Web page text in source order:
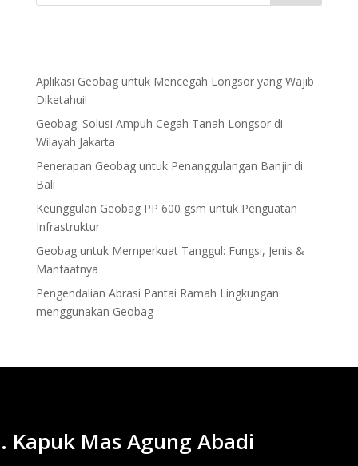
Aplikasi Geobag untuk Mencegah Longsor yang Wajib
Diketahui!
Geobag: Solusi Ampuh Cegah Tanah Longsor di
Wilayah Jakarta
Penerapan Geobag untuk Penanggulangan Banjir di
Bali
Keunggulan Geobag PP 600 gsm untuk Penguatan
Infrastruktur
Geobag untuk Memperkuat Tanggul: Fungsi, Jenis &
Manfaatnya
Pengendalian Abrasi Pantai Ramah Lingkungan
menggunakan Geobag
Kapuk Mas Agung Abadi